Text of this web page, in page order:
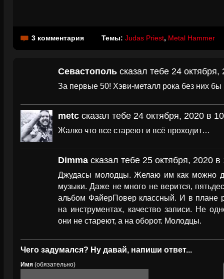
3 комментария Темы: Judas Priest, Metal Hammer
Севастополь сказал тебе 24
За первые 50! Хэви-металл рока без них
metc сказал тебе 24 октября, 2020 в
Жалко что все стареют и всё проходит…
Dimma сказал тебе 25 октября, 2020 в
Джудасы молодцы. Желаю им как можно
музыки. Даже не много не верится,
альбом ФайерПовер классный. И в плане
на инструментах, качество записи. Не
они не стареют, а на оборот. Молодцы.
Чего задумался? Ну давай, напиши ответ...
Имя (обязательно)